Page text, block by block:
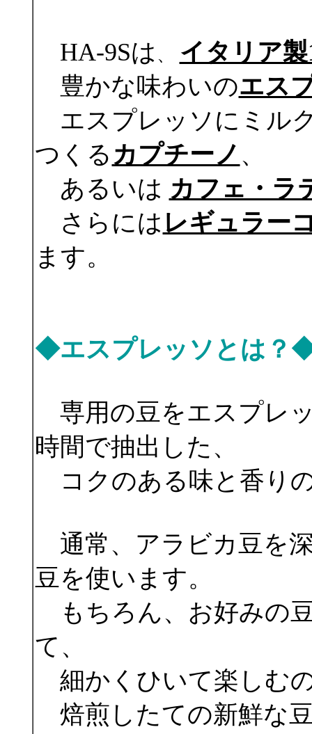
HA-9Sは 、
イタリア
豊かな味わいのエス
エスプレッソにミル
つくる カプチーノ 、
あるいは カフェ・ラ
さらには レギュラー
ます。
◆エスプレッソとは？
専用の豆をエスプレ
時間で抽出した、
コクのある味と香り
通常、アラビカ豆を
豆を使います。
もちろん、お好みの
て、
細かくひいて楽しむ
焙煎したての新鮮な